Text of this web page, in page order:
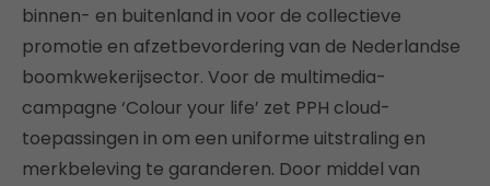
binnen- en buitenland in voor de collectieve
promotie en afzetbevordering van de Nederlandse
boomkwekerijsector. Voor de multimedia-
campagne ‘Colour your life’ zet PPH cloud-
toepassingen in om een uniforme uitstraling en
merkbeleving te garanderen. Door middel van